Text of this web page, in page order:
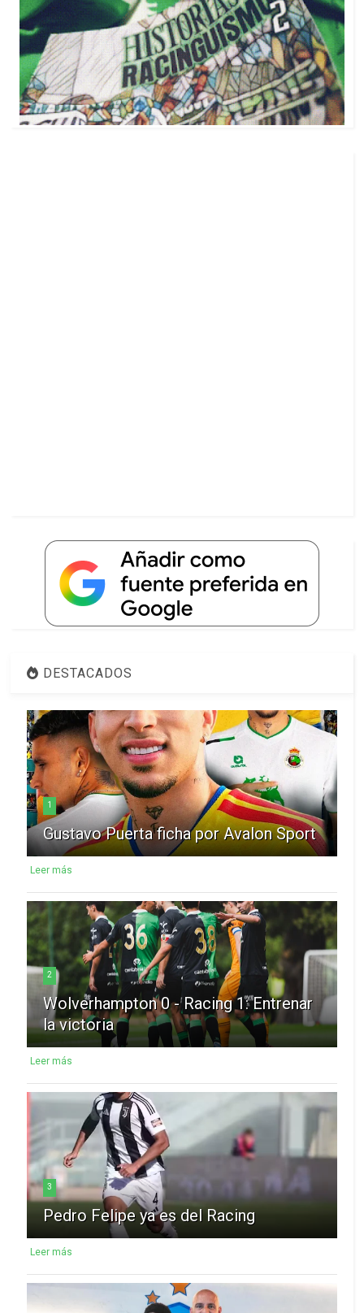
DESTACADOS
1
Gustavo Puerta ficha por Avalon Sport
Leer más
2
Wolverhampton 0 - Racing 1: Entrenar
la victoria
Leer más
3
Pedro Felipe ya es del Racing
Leer más